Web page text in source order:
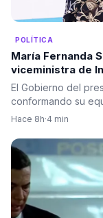
POLÍTICA
María Fernanda
viceministra de
El Gobierno del
conformando su
Hace 8h·4 min